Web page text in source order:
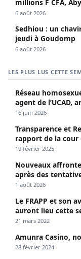
millions F CFA,
sociaux
6 août 2026
Sedhiou : un
jeudi à Goudomp
6 août 2026
LES PLUS LUS CETTE
Réseau
agent de l’UCAD,
propagé le VIH
16 juin 2026
Transparence et
rapport de la cour
19 février 2025
Nouveaux
après des
1 août 2026
Le FRAPP et son
auront lieu cette
21 mars 2022
Amunra Casino,
28 février 2024